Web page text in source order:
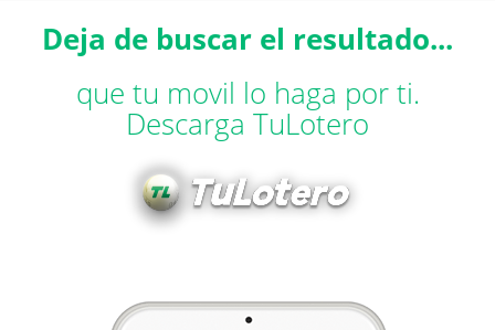
Deja de buscar el resultado...
que tu movil lo haga por ti.
Descarga TuLotero